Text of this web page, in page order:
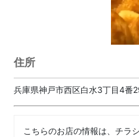
住所
兵庫県神戸市西区白水3丁目4番
こちらのお店の情報は、チラ